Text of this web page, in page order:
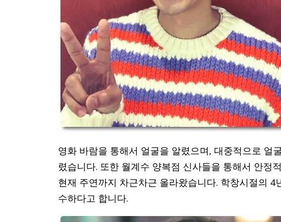
영화 바람을 통해서 얼굴을 알렸으며, 대중적으로 얼
렸습니다. 또한 월계수 양복점 신사들을 통해서 안정
현재 주연까지 차근차근 올라왔습니다. 학창시절의
수하다고 합니다.